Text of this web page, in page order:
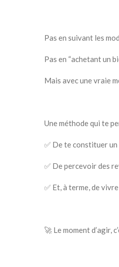
Pas en suivant les
Pas en “achetant un
Mais avec une vraie
Une méthode qui te
✅ De te constituer
✅ De percevoir des
✅ Et, à terme, de
🚀 Le moment d’agir,